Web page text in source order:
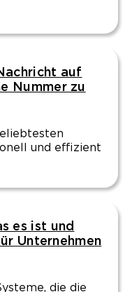
auf
Nummer zu
und effizient
es ist und
Unternehmen
die die